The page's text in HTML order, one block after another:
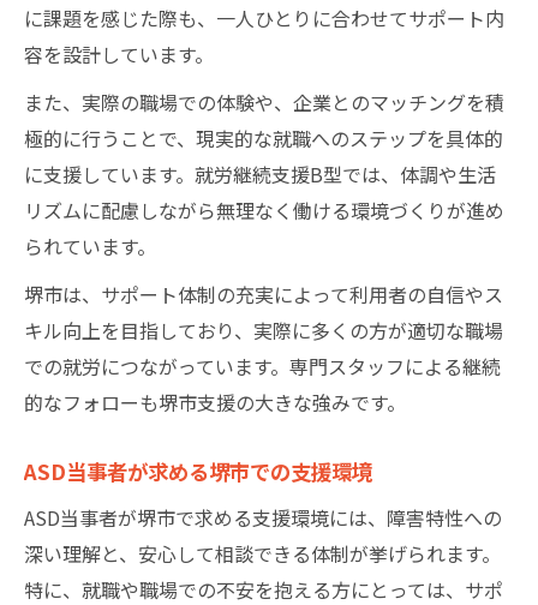
に課題を感じた際も、一人ひとりに合わせてサポート内
容を設計しています。
また、実際の職場での体験や、企業とのマッチングを積
極的に行うことで、現実的な就職へのステップを具体的
に支援しています。就労継続支援B型では、体調や生活
リズムに配慮しながら無理なく働ける環境づくりが進め
られています。
堺市は、サポート体制の充実によって利用者の自信やス
キル向上を目指しており、実際に多くの方が適切な職場
での就労につながっています。専門スタッフによる継続
的なフォローも堺市支援の大きな強みです。
ASD当事者が求める堺市での支援環境
ASD当事者が堺市で求める支援環境には、障害特性への
深い理解と、安心して相談できる体制が挙げられます。
特に、就職や職場での不安を抱える方にとっては、サポ